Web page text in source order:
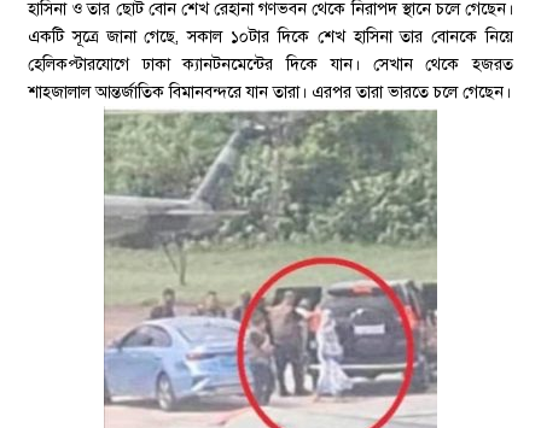
হাসিনা ও তার ছোট বোন শেখ রেহানা গণভবন থেকে নিরাপদ স্থানে চলে গেছেন।
একটি সূত্রে জানা গেছে, সকাল ১০টার দিকে শেখ হাসিনা তার বোনকে নিয়ে
হেলিকপ্টারযোগে ঢাকা ক্যানটনমেন্টের দিকে যান। সেখান থেকে হজরত
শাহজালাল আন্তর্জাতিক বিমানবন্দরে যান তারা। এরপর তারা ভারতে চলে গেছেন।